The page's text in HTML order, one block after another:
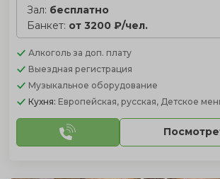
Зал: бесплатно
Банкет: от 3200 ₽/чел.
Алкоголь за доп. плату
Выездная регистрация
Музыкальное оборудование
Кухня: Европейская, русская, Детское